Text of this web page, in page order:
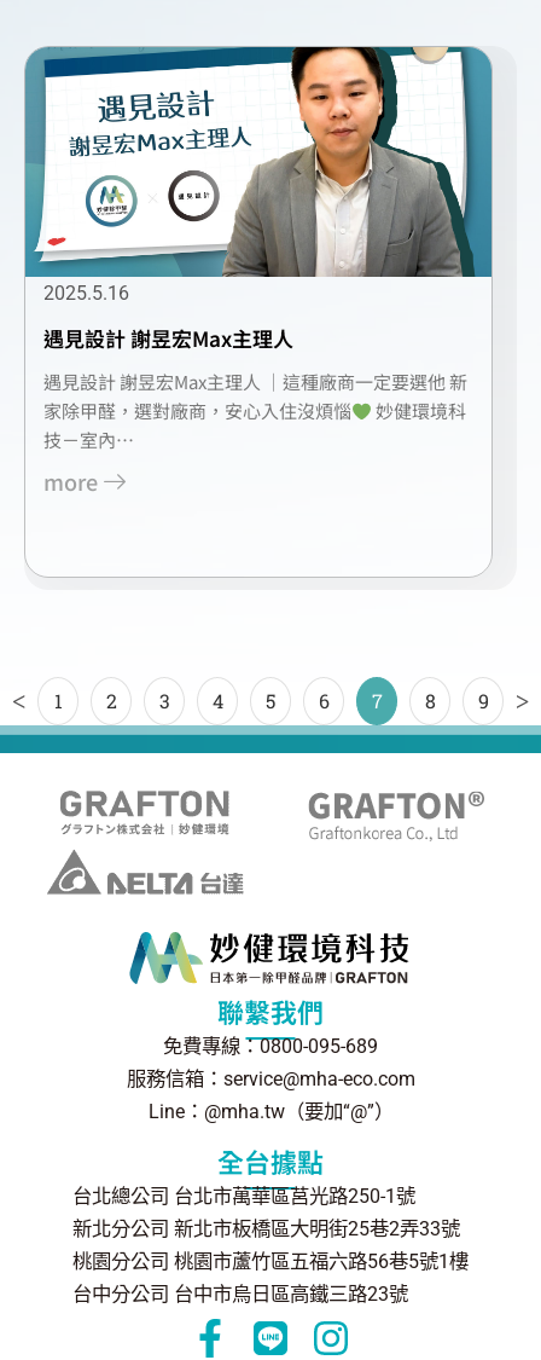
2025.5.16
遇見設計 謝昱宏Max主理人
遇見設計 謝昱宏Max主理人 ｜這種廠商一定要選他 新
家除甲醛，選對廠商，安心入住沒煩惱
妙健環境科
技－室內…
more
< 1 2 3 4 5 6 7 8 9 >
聯繫我們
免費專線：0800-095-689
服務信箱：service@mha-eco.com
Line：@mha.tw（要加“@”）
全台據點
台北總公司 台北市萬華區莒光路250-1號
新北分公司 新北市板橋區大明街25巷2弄33號
桃園分公司 桃園市蘆竹區五福六路56巷5號1樓
台中分公司 台中市烏日區高鐵三路23號
F L I